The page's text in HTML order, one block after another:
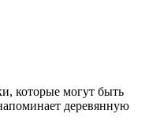
которые могут быть
деревянную